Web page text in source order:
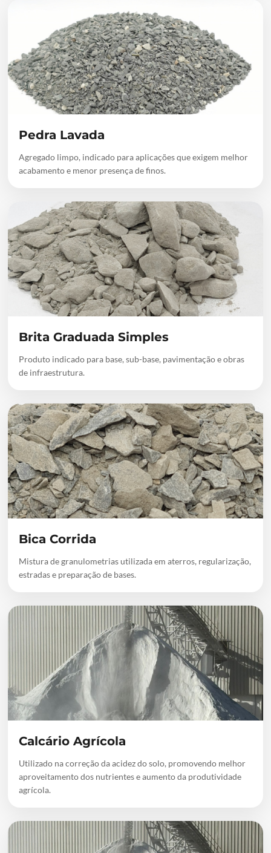
Pedra Lavada
Agregado limpo, indicado para aplicações que exigem melhor
acabamento e menor presença de finos.
Brita Graduada Simples
Produto indicado para base, sub-base, pavimentação e obras
de infraestrutura.
Bica Corrida
Mistura de granulometrias utilizada em aterros, regularização,
estradas e preparação de bases.
Calcário Agrícola
Utilizado na correção da acidez do solo, promovendo melhor
aproveitamento dos nutrientes e aumento da produtividade
agrícola.